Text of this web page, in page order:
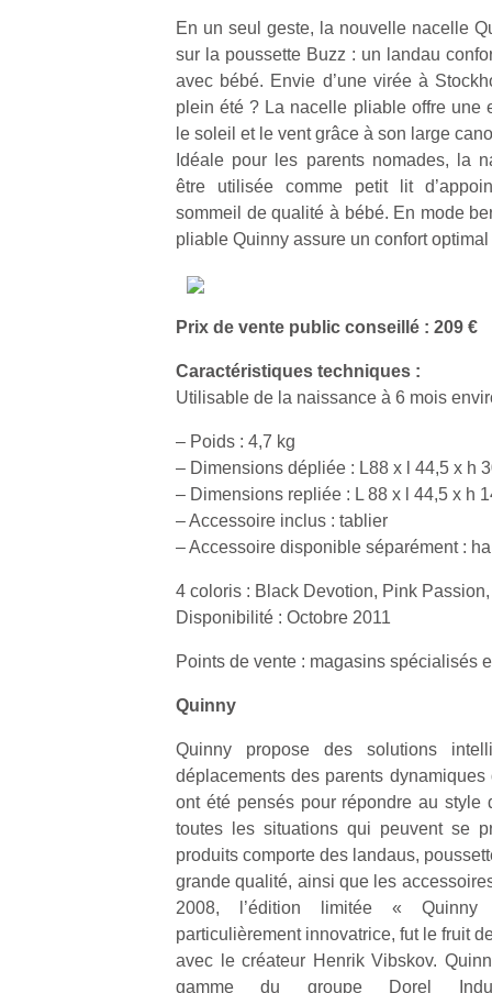
En un seul geste, la nouvelle nacelle
sur la poussette Buzz : un landau
avec bébé. Envie d’une virée à
plein été ? La nacelle pliable offre une
le soleil et le vent grâce à son large
Idéale pour les parents nomades, la
être utilisée comme petit lit
sommeil de qualité à bébé. En mode
pliable Quinny assure un confort optimal
Prix de vente public conseillé : 209 €
Caractéristiques techniques :
Utilisable de la naissance à 6 mois
– Poids : 4,7 kg
– Dimensions dépliée : L88 x l 44,5 x h
– Dimensions repliée : L 88 x l 44,5 x h
– Accessoire inclus : tablier
– Accessoire disponible séparément :
4 coloris : Black Devotion, Pink
Disponibilité : Octobre 2011
Points de vente : magasins spécialisés
Quinny
Quinny propose des solutions
déplacements des parents dynamiques
ont été pensés pour répondre au
toutes les situations qui peuvent se
produits comporte des landaus,
grande qualité, ainsi que les
2008, l’édition limitée «
particulièrement innovatrice, fut le fruit
avec le créateur Henrik Vibskov.
gamme du groupe Dorel